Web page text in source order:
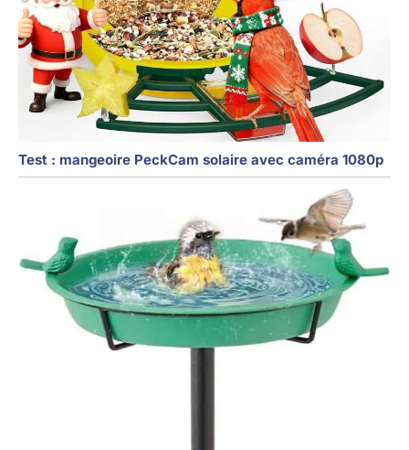
Test : mangeoire PeckCam solaire avec caméra 1080p